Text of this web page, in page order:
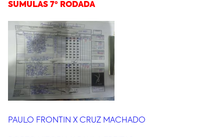
SUMULAS 7º RODADA
PAULO FRONTIN X CRUZ MACHADO